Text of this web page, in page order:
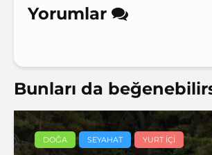
Yorumlar
Bunları da
DOĞA SEYAHAT YURT IÇI